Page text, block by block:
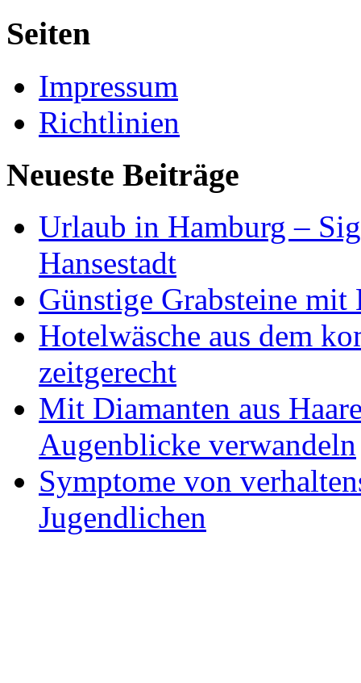
Seiten
Impressum
Richtlinien
Neueste Beiträge
Urlaub in Hamburg –
Hansestadt
Günstige Grabsteine mit
Hotelwäsche aus dem
zeitgerecht
Mit Diamanten aus
Augenblicke verwandeln
Symptome von
Jugendlichen